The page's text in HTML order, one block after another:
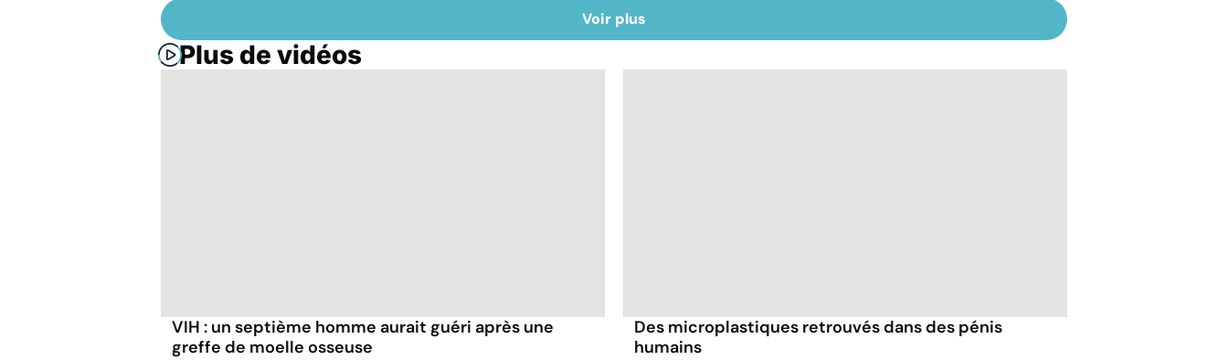
Voir plus
Plus de vidéos
VIH : un septième homme aurait guéri après une
greffe de moelle osseuse
Des microplastiques retrouvés dans des pénis
humains